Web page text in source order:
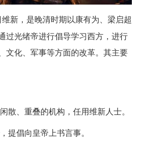
新，是晚清时期以康有为、梁启超
过光绪帝进行倡导学习西方，进行
文化、军事等方面的改革。其主要
散、重叠的机构，任用维新人士。
提倡向皇帝上书言事。